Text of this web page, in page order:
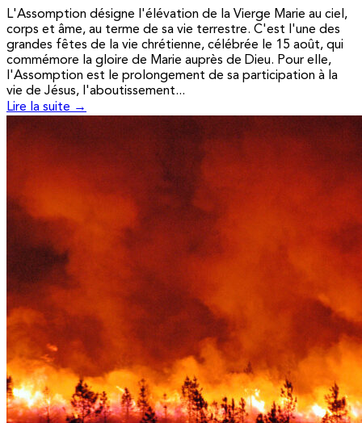
L'Assomption désigne l'élévation de la Vierge Marie au ciel,
corps et âme, au terme de sa vie terrestre. C'est l'une des
grandes fêtes de la vie chrétienne, célébrée le 15 août, qui
commémore la gloire de Marie auprès de Dieu. Pour elle,
l'Assomption est le prolongement de sa participation à la
vie de Jésus, l'aboutissement...
Lire la suite →